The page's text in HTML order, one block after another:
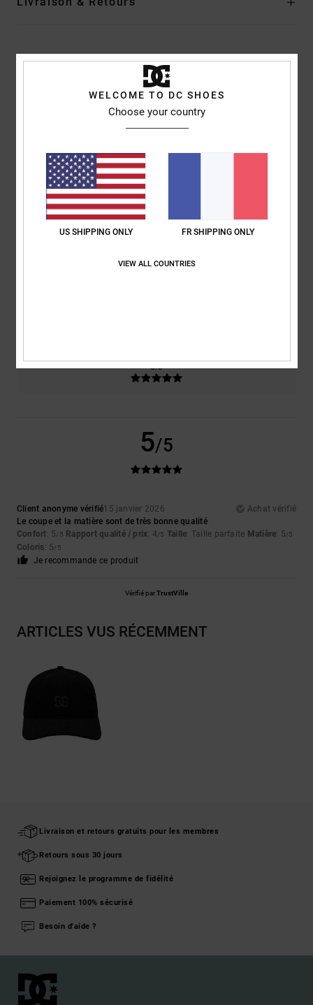
Avis clients
Note moyenne
5.0
basé sur1 avis vérifiés
100% de nos clients recommandent ce produit
5.0
5/5
Client anonyme vérifié15 janvier 2026
Achat vérifié
Le coupe et la matière sont de très bonne qualité
Confort: 5/5 Rapport qualité / prix: 4/5 Taille: Taille parfaite Matière: 5/5
Coloris: 5/5
Je recommande ce produit
Vérifié parTrustVille
ARTICLES VUS RÉCEMMENT
Livraison et retours gratuits pour les membres
Retours sous 30 jours
Rejoignez le programme de fidélité
Paiement 100% sécurisé
Besoin d'aide ?
WELCOME TO DC SHOES
Choose your country
US SHIPPING ONLY FR SHIPPING ONLY
VIEW ALL COUNTRIES